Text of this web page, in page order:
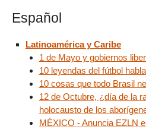
Español
Latinoamérica y Caribe
1 de Mayo y gobiernos
10 leyendas del fútbol
10 cosas que todo Brasil
12 de Octubre, ¿día de la
holocausto de los
MÉXICO - Anuncia EZLN